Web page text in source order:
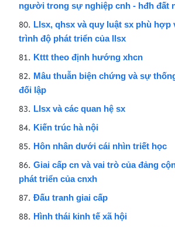
người trong sự nghiệp cnh - hđh đất
Llsx, qhsx và quy luật sx phù hợp
trình độ phát triển của llsx
Kttt theo định hướng xhcn
Mâu thuẫn biện chứng và sự
đối lập
Llsx và các quan hệ sx
Kiến trúc hà nội
Hôn nhân dưới cái nhìn triết học
Giai cấp cn và vai trò của đảng
phát triển của cnxh
Đấu tranh giai cấp
Hình thái kinh tế xã hội